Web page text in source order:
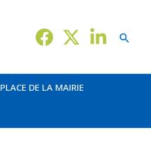
PLACE DE LA MAIRIE